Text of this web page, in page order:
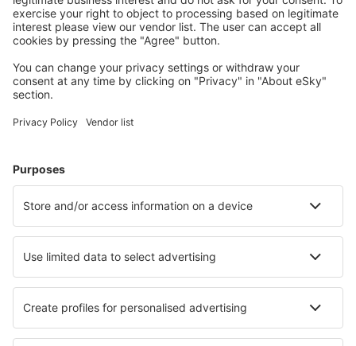
Wählen Sie aus über 1,3 Millionen Unterkünften: Hotels,
Hütten, Apartments und andere.
Meist gesuchte Hotels von eSky-Nutzern
Hotels in Italien - Beliebte Städte
Hotels in Rom Hotels in Mailand
Hotels in Terracina Hotels in Viareggio
Hotels in Alassio
Die besten Hotels - Städte